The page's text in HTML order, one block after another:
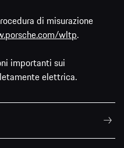
di misurazione
wltp.
importanti sui
elettrica.